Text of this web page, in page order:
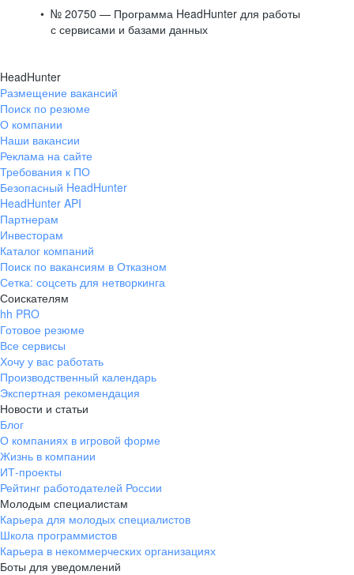
№ 20750 — Программа HeadHunter для работы
с сервисами и базами данных
HeadHunter
Размещение вакансий
Поиск по резюме
О компании
Наши вакансии
Реклама на сайте
Требования к ПО
Безопасный HeadHunter
HeadHunter API
Партнерам
Инвесторам
Каталог компаний
Поиск по вакансиям в Отказном
Сетка: соцсеть для нетворкинга
Соискателям
hh PRO
Готовое резюме
Все сервисы
Хочу у вас работать
Производственный календарь
Экспертная рекомендация
Новости и статьи
Блог
О компаниях в игровой форме
Жизнь в компании
ИТ-проекты
Рейтинг работодателей России
Молодым специалистам
Карьера для молодых специалистов
Школа программистов
Карьера в некоммерческих организациях
Боты для уведомлений